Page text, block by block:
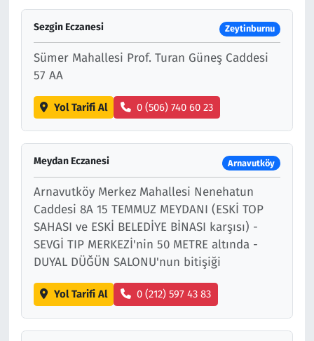
Sezgin Eczanesi Zeytinburnu
Sümer Mahallesi Prof. Turan Güneş Caddesi
57 AA
Yol Tarifi Al 0 (506) 740 60 23
Meydan Eczanesi Arnavutköy
Arnavutköy Merkez Mahallesi Nenehatun
Caddesi 8A 15 TEMMUZ MEYDANI (ESKİ TOP
SAHASI ve ESKİ BELEDİYE BİNASI karşısı) -
SEVGİ TIP MERKEZİ'nin 50 METRE altında -
DUYAL DÜĞÜN SALONU'nun bitişiği
Yol Tarifi Al 0 (212) 597 43 83